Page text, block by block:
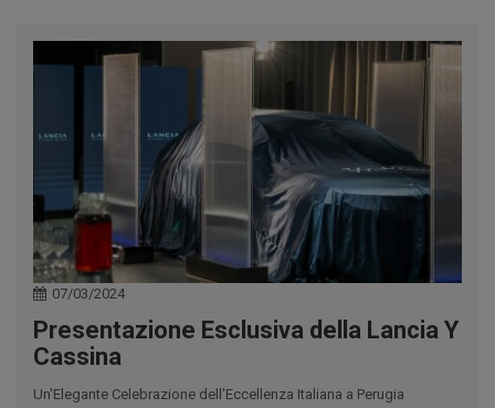
07/03/2024
Presentazione Esclusiva della Lancia Y
Cassina
Un'Elegante Celebrazione dell'Eccellenza Italiana a Perugia